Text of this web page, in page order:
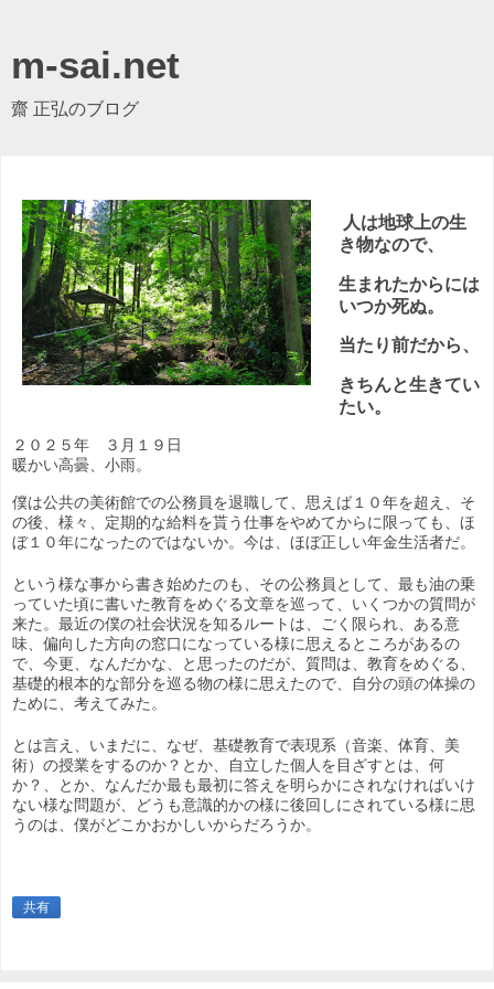
m-sai.net
齋 正弘のブログ
人は地球上の生
き物なので、
生まれたからには
いつか死ぬ。
当たり前だから、
きちんと生きてい
たい。
２０２５年 ３月１９日
暖かい高曇、小雨。
僕は公共の美術館での公務員を退職して、思えば１０年を超え、そ
の後、様々、定期的な給料を貰う仕事をやめてからに限っても、ほ
ぼ１０年になったのではないか。今は、ほぼ正しい年金生活者だ。
という様な事から書き始めたのも、その公務員として、最も油の乗
っていた頃に書いた教育をめぐる文章を巡って、いくつかの質問が
来た。最近の僕の社会状況を知るルートは、ごく限られ、ある意
味、偏向した方向の窓口になっている様に思えるところがあるの
で、今更、なんだかな、と思ったのだが、質問は、教育をめぐる、
基礎的根本的な部分を巡る物の様に思えたので、自分の頭の体操の
ために、考えてみた。
とは言え、いまだに、なぜ、基礎教育で表現系（音楽、体育、美
術）の授業をするのか？とか、自立した個人を目ざすとは、何
か？、とか、なんだか最も最初に答えを明らかにされなければいけ
ない様な問題が、どうも意識的かの様に後回しにされている様に思
うのは、僕がどこかおかしいからだろうか。
共有